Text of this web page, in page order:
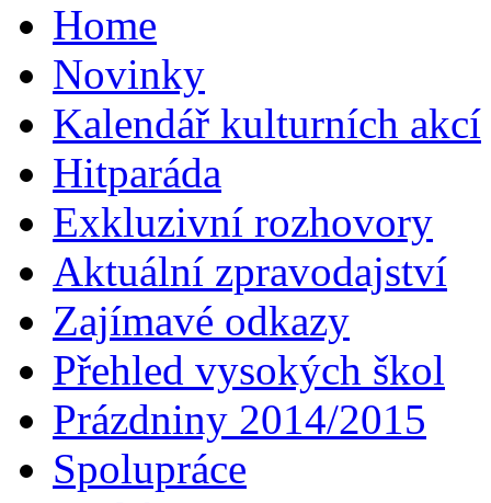
Home
Novinky
Kalendář kulturních akcí
Hitparáda
Exkluzivní rozhovory
Aktuální zpravodajství
Zajímavé odkazy
Přehled vysokých škol
Prázdniny 2014/2015
Spolupráce